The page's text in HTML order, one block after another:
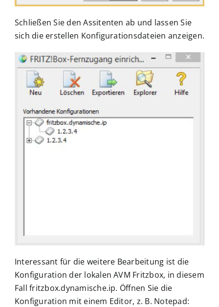
Schließen Sie den Assitenten ab und lassen Sie
sich die erstellen Konfigurationsdateien anzeigen.
Interessant für die weitere Bearbeitung ist die
Konfiguration der lokalen AVM Fritzbox, in diesem
Fall fritzbox.dynamische.ip. Öffnen Sie die
Konfiguration mit einem Editor, z. B. Notepad: